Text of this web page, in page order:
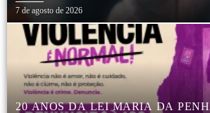
7 de agosto de 2026
20 ANOS DA LEI MARIA DA